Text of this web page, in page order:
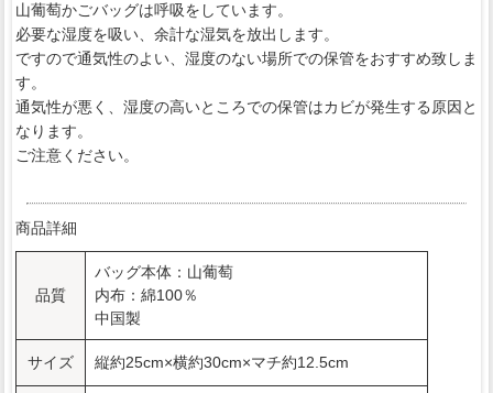
山葡萄かごバッグは呼吸をしています。
必要な湿度を吸い、余計な湿気を放出します。
ですので通気性のよい、湿度のない場所での保管をおすすめ致しま
す。
通気性が悪く、湿度の高いところでの保管はカビが発生する原因と
なります。
ご注意ください。
商品詳細
品質
バッグ本体：山葡萄
内布：綿100％
中国製
サイズ 縦約25cm×横約30cm×マチ約12.5cm